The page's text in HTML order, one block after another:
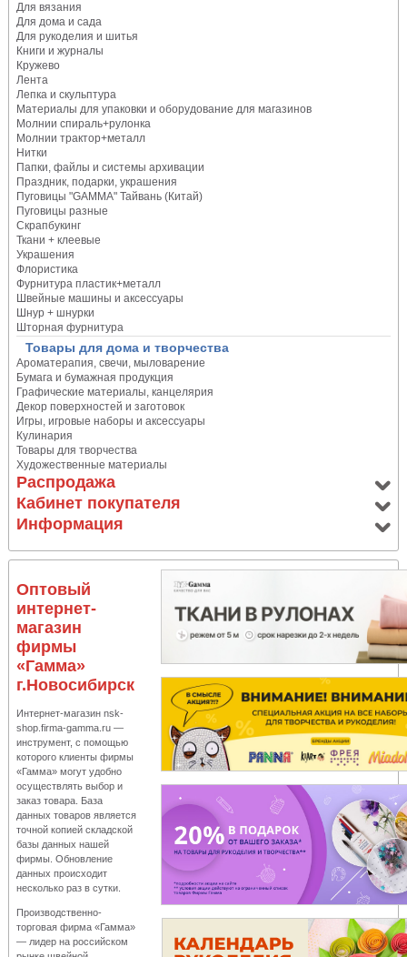
Для вязания
Для дома и сада
Для рукоделия и шитья
Книги и журналы
Кружево
Лента
Лепка и скульптура
Материалы для упаковки и оборудование для магазинов
Молнии спираль+рулонка
Молнии трактор+металл
Нитки
Папки, файлы и системы архивации
Праздник, подарки, украшения
Пуговицы "GAMMA" Тайвань (Китай)
Пуговицы разные
Скрапбукинг
Ткани + клеевые
Украшения
Флористика
Фурнитура пластик+металл
Швейные машины и аксессуары
Шнур + шнурки
Шторная фурнитура
Товары для дома и творчества
Ароматерапия, свечи, мыловарение
Бумага и бумажная продукция
Графические материалы, канцелярия
Декор поверхностей и заготовок
Игры, игровые наборы и аксессуары
Кулинария
Товары для творчества
Художественные материалы
Распродажа
Кабинет покупателя
Информация
Оптовый
интернет-
магазин
фирмы
«Гамма»
г.Новосибирск
Интернет-магазин nsk-
shop.firma-gamma.ru —
инструмент, с помощью
которого клиенты фирмы
«Гамма» могут удобно
осуществлять выбор и
заказ товара. База
данных товаров является
точной копией складской
базы данных нашей
фирмы. Обновление
данных происходит
несколько раз в сутки.
Производственно-
торговая фирма «Гамма»
— лидер на российском